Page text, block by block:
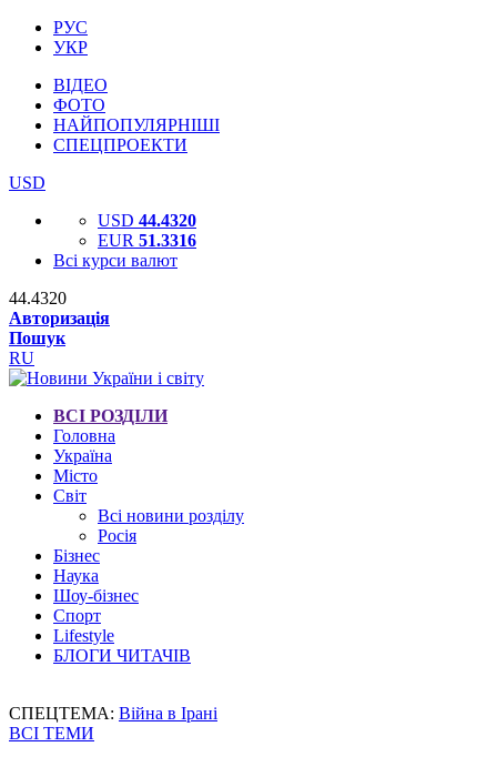
РУС
УКР
ВІДЕО
ФОТО
НАЙПОПУЛЯРНІШІ
СПЕЦПРОЕКТИ
USD
USD 44.4320
EUR 51.3316
Всі курси валют
44.4320
Авторизація
Пошук
RU
ВСІ РОЗДІЛИ
Головна
Україна
Місто
Світ
Всі новини розділу
Росія
Бізнес
Наука
Шоу-бізнес
Спорт
Lifestyle
БЛОГИ ЧИТАЧІВ
СПЕЦТЕМА: Війна в Ірані
ВСІ ТЕМИ